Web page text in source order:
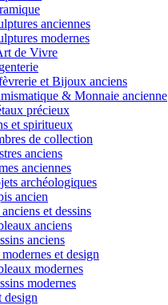
anciennes
modernes
de Vivre
et Bijoux anciens
& Monnaie ancienne
précieux
et spiritueux
de collection
anciens
anciennes
archéologiques
ancien
et dessins
anciens
anciens
et design
modernes
modernes
design